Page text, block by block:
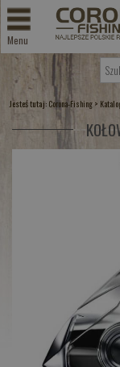
Menu
Jesteś tutaj: Corona-Fishing >